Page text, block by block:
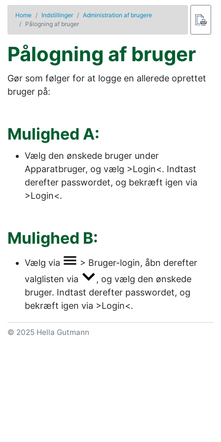
Home Indstillinger
Administration af brugere
Pålogning af bruger
Pålogning af bruger
Gør som følger for at logge en allerede oprettet
bruger på:
Mulighed A:
Vælg den ønskede bruger under
Apparatbruger, og vælg >Login<. Indtast
derefter passwordet, og bekræft igen via
>Login<.
Mulighed B:
Vælg via > Bruger-login, åbn derefter
valglisten via
, og vælg den ønskede
bruger. Indtast derefter passwordet, og
bekræft igen via >Login<.
© 2025 Hella Gutmann